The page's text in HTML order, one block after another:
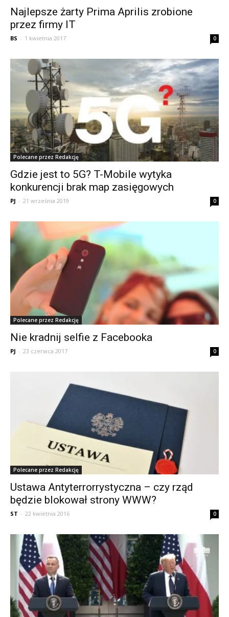
Najlepsze żarty Prima Aprilis zrobione
przez firmy IT
BS - 1 kwietnia 2017 0
Polecane przez Redakcję
Gdzie jest to 5G? T-Mobile wytyka
konkurencji brak map zasięgowych
PJ - 21 września 2019 0
Polecane przez Redakcję
Nie kradnij selfie z Facebooka
PJ - 23 czerwca 2017 0
Polecane przez Redakcję
Ustawa Antyterrorrystyczna – czy rząd
będzie blokował strony WWW?
ST - 22 kwietnia 2016 0